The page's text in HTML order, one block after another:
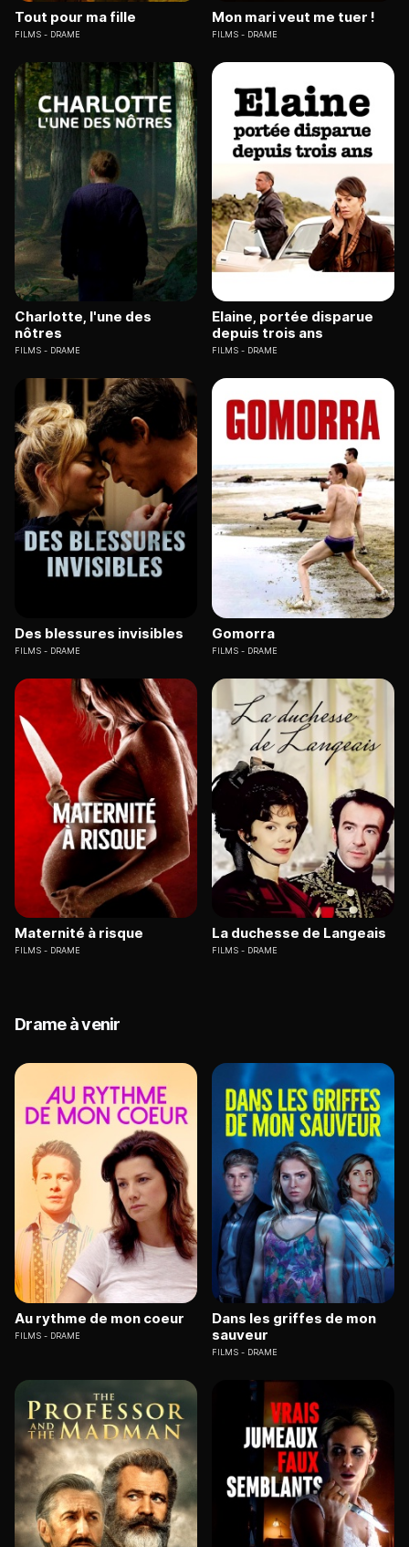
Tout pour ma fille
FILMS DRAME
Mon mari veut me tuer !
FILMS DRAME
Charlotte, l'une des
nôtres
FILMS DRAME
Elaine, portée disparue
depuis trois ans
FILMS DRAME
Des blessures invisibles
FILMS DRAME
Gomorra
FILMS DRAME
Maternité à risque
FILMS DRAME
La duchesse de Langeais
FILMS DRAME
Drame à venir
Au rythme de mon coeur
FILMS DRAME
Dans les griffes de mon
sauveur
FILMS DRAME